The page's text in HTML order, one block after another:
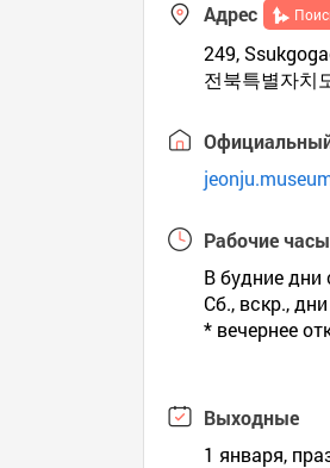
Адрес
249,
전북특별자치
Рабочие часы
В будние дни
Сб., вскр.,
* вечернее
Выходные
1 января,